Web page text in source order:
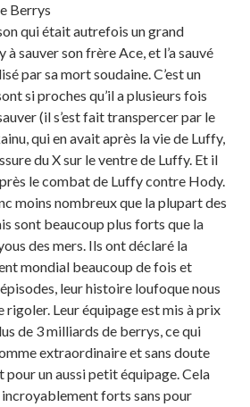
Berrys
qui était autrefois un grand
sauver son frère Ace, et l’a sauvé
par sa mort soudaine. C’est un
si proches qu’il a plusieurs fois
(il s’est fait transpercer par le
qui en avait après la vie de Luffy,
du X sur le ventre de Luffy. Et il
le combat de Luffy contre Hody.
moins nombreux que la plupart des
sont beaucoup plus forts que la
des mers. Ils ont déclaré la
mondial beaucoup de fois et
leur histoire loufoque nous
Leur équipage est mis à prix
de 3 milliards de berrys, ce qui
extraordinaire et sans doute
pour un aussi petit équipage. Cela
incroyablement forts sans pour